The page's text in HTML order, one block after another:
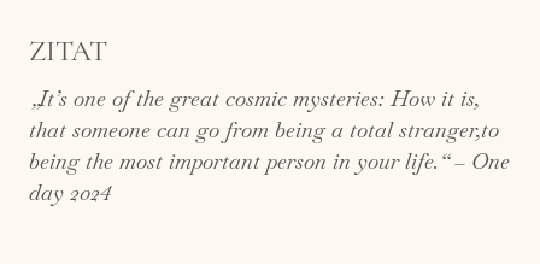
ZITAT
„It’s one of the great cosmic mysteries: How it is,
that someone can go from being a total stranger,to
being the most important person in your life.“ – One
day 2024